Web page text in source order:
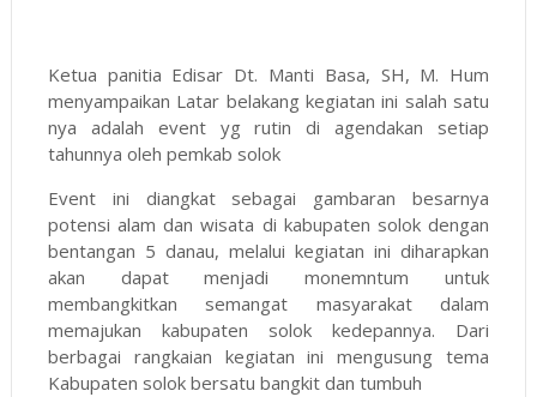
Ketua panitia Edisar Dt. Manti Basa, SH, M. Hum
menyampaikan Latar belakang kegiatan ini salah satu
nya adalah event yg rutin di agendakan setiap
tahunnya oleh pemkab solok
Event ini diangkat sebagai gambaran besarnya
potensi alam dan wisata di kabupaten solok dengan
bentangan 5 danau, melalui kegiatan ini diharapkan
akan dapat menjadi monemntum untuk
membangkitkan semangat masyarakat dalam
memajukan kabupaten solok kedepannya. Dari
berbagai rangkaian kegiatan ini mengusung tema
Kabupaten solok bersatu bangkit dan tumbuh